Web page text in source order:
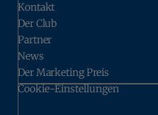
Kontakt
Der Club
Partner
News
Der Marketing Preis
Cookie-Einstellungen